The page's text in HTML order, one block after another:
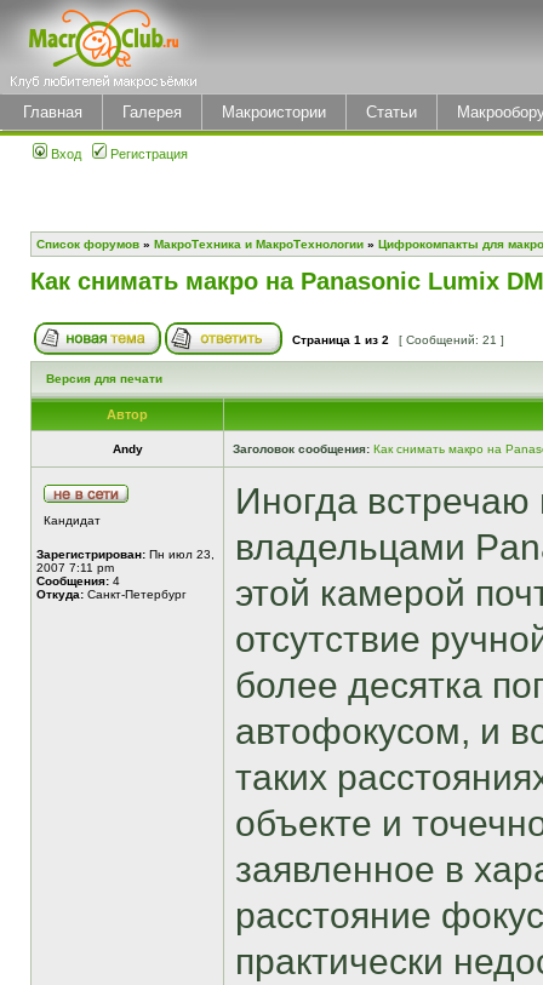
Главная Галерея Макроистории Статьи
Вход Регистрация
Список форумов » МакроТехника и МакроТехнологии » Цифрокомпакты для
Как снимать макро на Panasonic Lumix
Страница 1 из 2 [ Сообщений: 21 ]
Версия для печати
Автор
Andy Заголовок сообщения: Как снимать макро на
Кандидат
Зарегистрирован: Пн июл 23,
2007 7:11 pm
Сообщения: 4
Откуда: Санкт-Петербург
Иногда
владельцами
этой камерой
отсутствие
более десятка
автофокусом, и
таких
объекте и
заявленное в
расстояние
практически